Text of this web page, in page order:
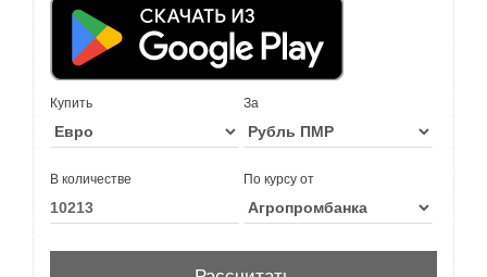
Купить За
В количестве По курсу от